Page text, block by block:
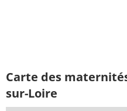
Carte des
sur-Loire